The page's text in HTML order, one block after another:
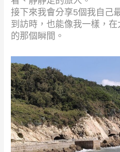
接下來我會分享5個我自己
到訪時，也能像我一樣，
的那個瞬間。